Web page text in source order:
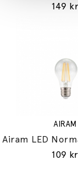
149 kr
AIRAM
109 kr